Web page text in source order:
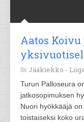
Aatos
Jääkiekko -
Turun Palloseura
jatkosopimuksen
Nuori hyökkääjä
toistaiseksi koko